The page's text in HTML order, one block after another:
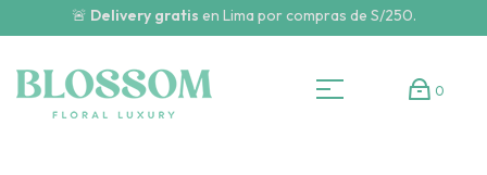
🚨 Delivery gratis en Lima por compras de S/250.
0